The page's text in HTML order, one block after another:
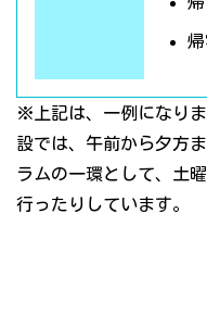
帰
※上記は、一例になり
設では、午前から夕方
ラムの一環として、土
行ったりしています。